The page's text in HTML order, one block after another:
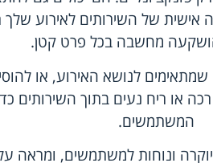
אישית של השירותים לאירוע
מחשבה בכל פרט קטן.
שמתאימים לנושא האירוע, או
או ריח נעים בתוך השירותים
המשתמשים.
ונוחות למשתמשים, ומראה